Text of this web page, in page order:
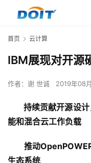
首页 云计算
IBM展现对开源
作者： 谢 世诚 2019年08
持续贡献开源设
能和混合云工作负载
推动OpenPOWER
生态系统